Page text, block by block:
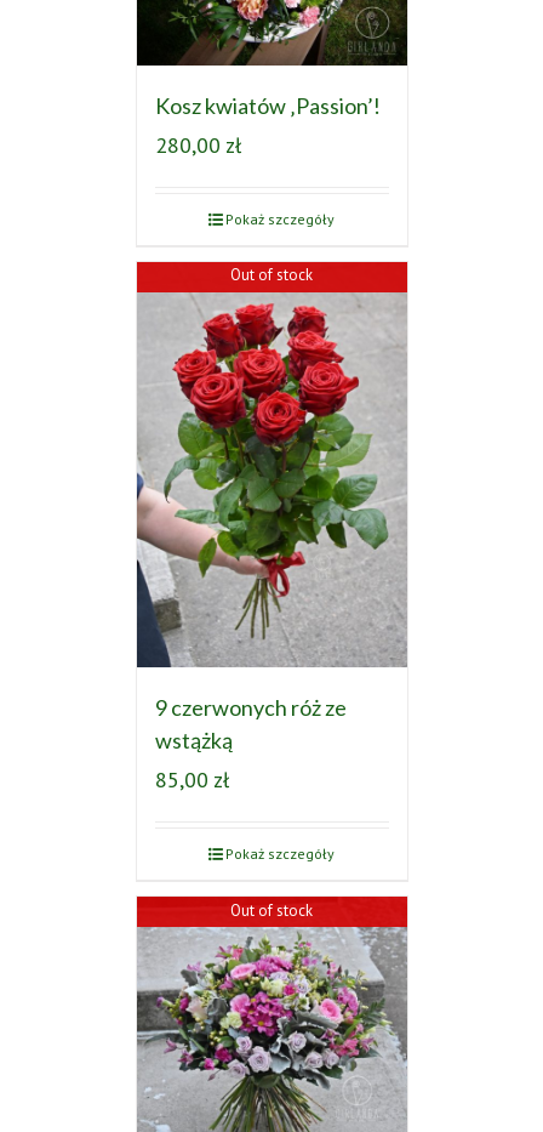
Kosz kwiatów ‚Passion’!
280,00 zł
Pokaż szczegóły
Out of stock
9 czerwonych róż ze
wstążką
85,00 zł
Pokaż szczegóły
Out of stock